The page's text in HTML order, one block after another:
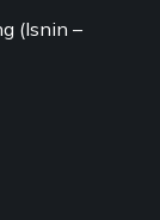
(Isnin –